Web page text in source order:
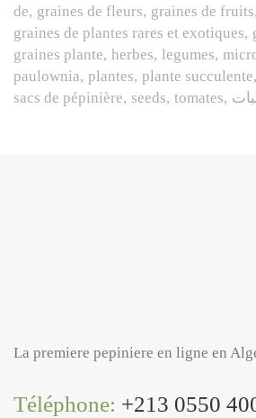
de graines de fleurs graines de fruits
graines de plantes rares et exotiques
graines plante herbes legumes
paulownia plantes plante succulente
sacs de pépinière seeds tomates
La premiere pepiniere en ligne en
Téléphone: +213 0550